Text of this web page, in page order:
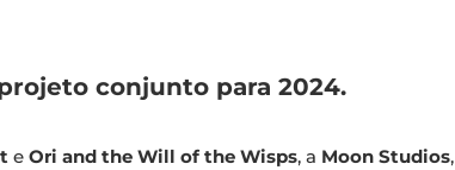
conjunto para 2024.
e Ori and the Will of the Wisps, a Moon Studios,